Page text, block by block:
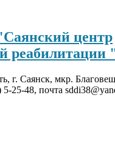
центр
реабилитации
г. Саянск, мкр.
25-48, почта